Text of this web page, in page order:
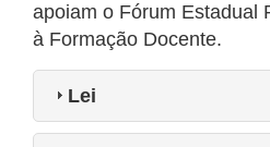
apoiam o Fórum Estadual
à Formação Docente.
Lei